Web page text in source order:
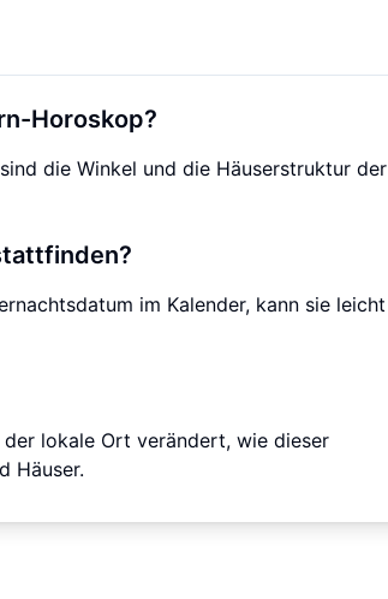
Horoskop?
die Winkel und die Häuserstruktur der
im Kalender, kann sie leicht
lokale Ort verändert, wie dieser
Häuser.